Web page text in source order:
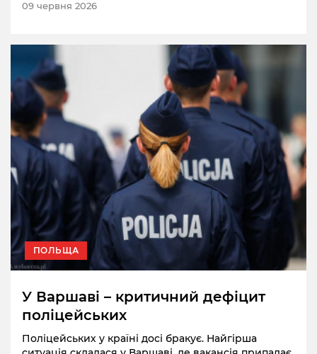
09 червня 2026
ПОЛЬЩА
У Варшаві – критичний дефіцит
поліцейських
Поліцейських у країні досі бракує. Найгірша